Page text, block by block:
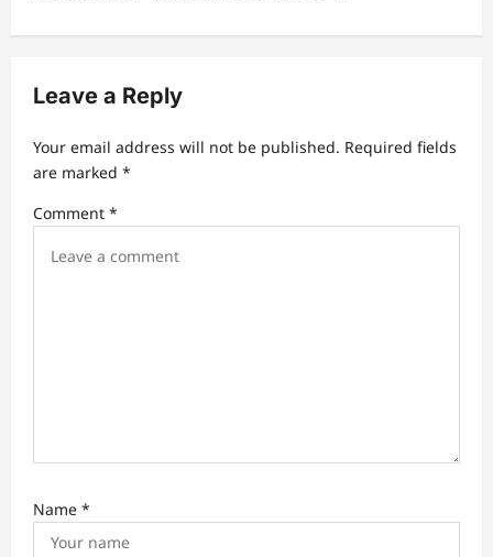
g
t
i
o
Leave a Reply
Your email address will not be published. Required fields
are marked *
Comment *
Name *